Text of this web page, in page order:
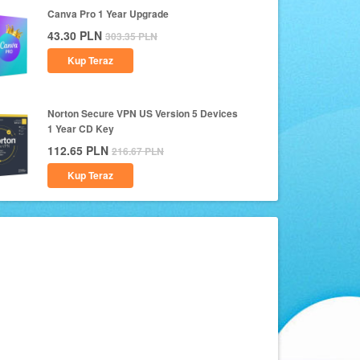
Canva Pro 1 Year Upgrade
43.30 PLN 303.35PLN
Kup Teraz
Norton Secure VPN US Version 5 Devices
1 Year CD Key
112.65 PLN 216.67PLN
Kup Teraz